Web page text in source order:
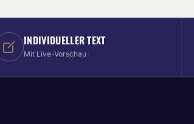
INDIVIDUELLER TEXT
Mit Live-Vorschau